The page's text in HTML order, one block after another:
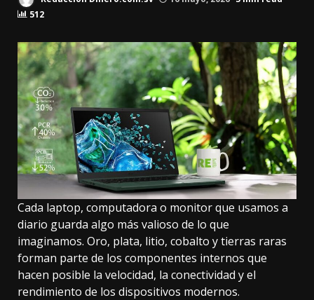
512
Cada laptop, computadora o monitor que usamos a
diario guarda algo más valioso de lo que
imaginamos. Oro, plata, litio, cobalto y tierras raras
forman parte de los componentes internos que
hacen posible la velocidad, la conectividad y el
rendimiento de los dispositivos modernos.